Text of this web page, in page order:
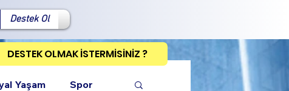
Destek Ol
DESTEK OLMAK İSTERMİSİNİZ ?
Yaşam Spor